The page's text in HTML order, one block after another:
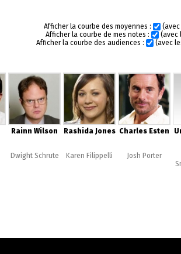
Afficher la courbe des moyennes :
Afficher la courbe de mes notes :
(avec
Afficher la courbe des audiences :
(avec
Rainn Wilson
Dwight Schrute
Rashida Jones
Karen Filippelli
Charles Esten
Josh Porter